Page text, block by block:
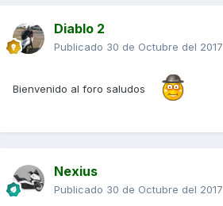
Diablo 2
Publicado 30 de Octubre del 2017
Bienvenido al foro saludos
Nexius
Publicado 30 de Octubre del 2017